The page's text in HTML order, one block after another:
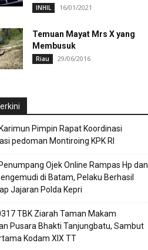
INHIL 16/01/2021
Temuan Mayat Mrs X yang
Membusuk
Riau 29/06/2016
Pimpin Rapat Koordinasi
pedoman Montiroing KPK RI
Ojek Online Rampas Hp dan
di Batam, Pelaku Berhasil
Jajaran Polda Kepri
TBK Ziarah Taman Makam
Pusara Bhakti Tanjungbatu, Sambut
Kodam XIX TT